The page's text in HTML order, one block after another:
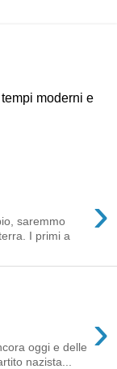
moderni e
›
saremmo
I primi a
›
oggi e delle
nazista...